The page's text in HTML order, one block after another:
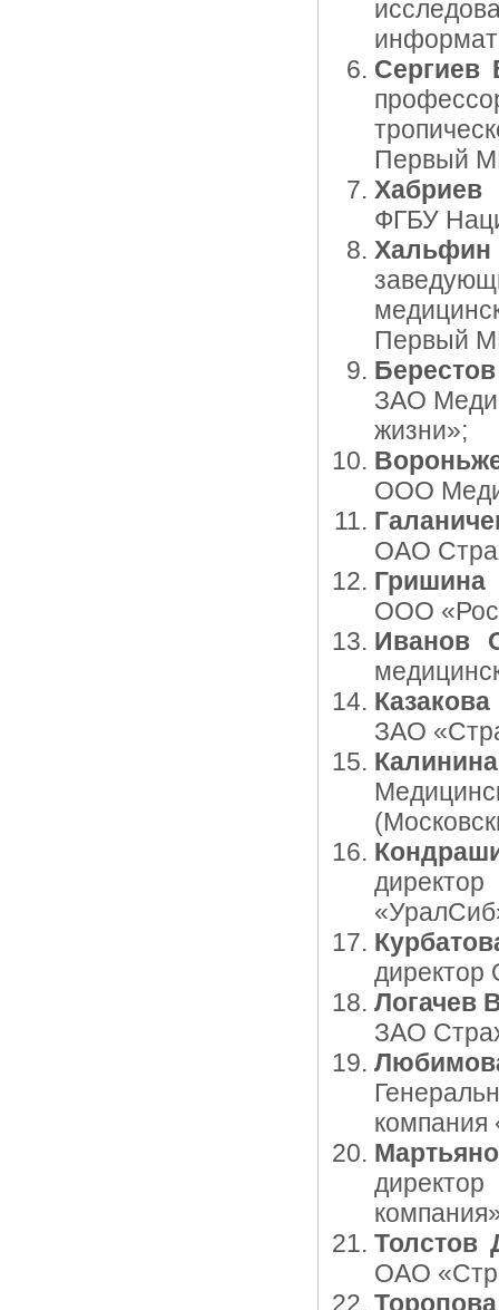
Сергиев
Первый
Хабриев
ФГБУ
Первый
ЗАО
жизни»;
ООО
ОАО
ООО
Иванов
ЗАО
директор
Логачев
ЗАО
компания
Толстов
ОАО